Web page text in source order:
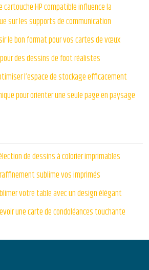
cartouche HP compatible influence la
sur les supports de communication
le bon format pour vos cartes de vœux
des dessins de foot réalistes
l’espace de stockage efficacement
pour orienter une seule page en paysage
de dessins à colorier imprimables
sublime vos imprimés
votre table avec un design élégant
une carte de condoléances touchante